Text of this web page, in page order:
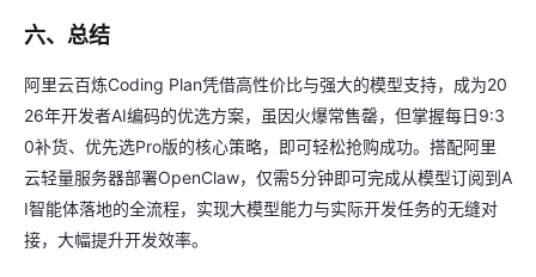
六、总结
阿里云百炼Coding Plan凭借高性价比与强大的模型支持，成为20
26年开发者AI编码的优选方案，虽因火爆常售罄，但掌握每日9:3
0补货、优先选Pro版的核心策略，即可轻松抢购成功。搭配阿里
云轻量服务器部署OpenClaw，仅需5分钟即可完成从模型订阅到A
I智能体落地的全流程，实现大模型能力与实际开发任务的无缝对
接，大幅提升开发效率。